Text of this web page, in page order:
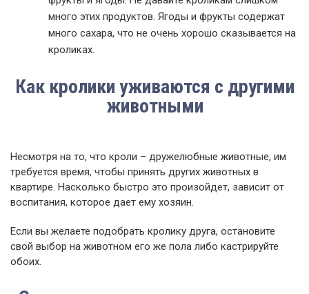
много этих продуктов. Ягоды и фрукты содержат
много сахара, что не очень хорошо сказывается на
кроликах.
Как кролики уживаются с другими
животными
Несмотря на то, что кроли – дружелюбные животные, им
требуется время, чтобы принять других животных в
квартире. Насколько быстро это произойдет, зависит от
воспитания, которое дает ему хозяин.
Если вы желаете подобрать кролику друга, остановите
свой выбор на животном его же пола либо кастрируйте
обоих.